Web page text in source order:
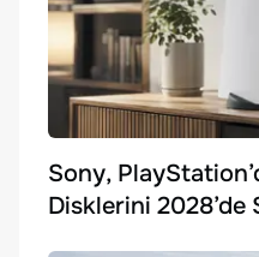
Sony,
Disklerini 2028’de